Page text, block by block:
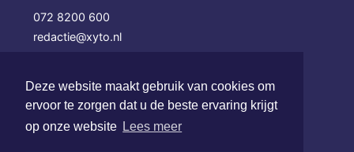
Deze website maakt gebruik van cookies om
ervoor te zorgen dat u de beste ervaring krijgt
op onze website Lees meer
072 8200 600
redactie@xyto.nl
SOCIAL MEDIA